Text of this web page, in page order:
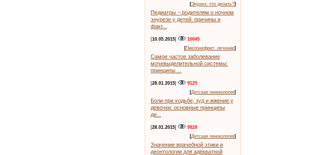
[Энурез: что делать?]
Педиатры – родителям о ночном
энурезе у детей: причины и
факт...
[10.05.2015]
10045
[Пиелонефрит: лечение]
Самое частое заболевание
мочевыделительной системы:
принципы ...
[28.01.2015]
9125
[Детская гинекология]
Боли при ходьбе, зуд и жжение у
девочки: основные принципы
ди...
[28.01.2015]
9828
[Детская гинекология]
Значение врачебной этики и
деонтологии для адекватной